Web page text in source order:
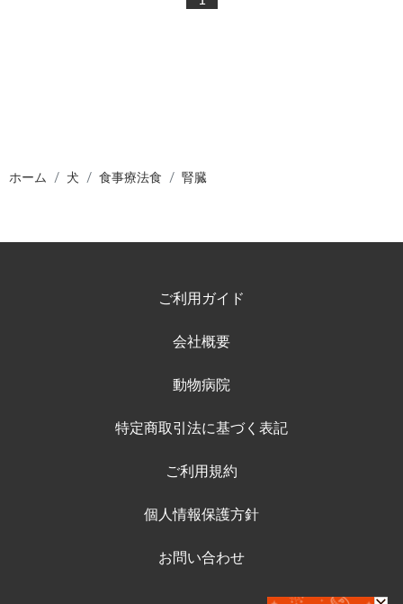
ホーム 犬 食事療法食 腎臓
ご利用ガイド
会社概要
動物病院
特定商取引法に基づく表記
ご利用規約
個人情報保護方針
お問い合わせ